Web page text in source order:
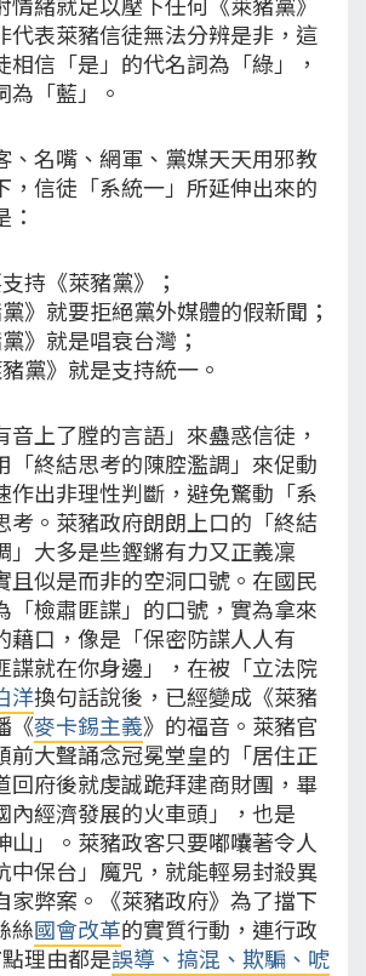
代表萊豬信徒無法分辨是非，這
相信「是」的代名詞為「綠」，
為「藍」。
、名嘴、網軍、黨媒天天用邪教
，信徒「系統一」所延伸出來的
持《萊豬黨》；
》就要拒絕黨外媒體的假新聞；
》就是唱衰台灣；
黨》就是支持統一。
音上了膛的言語」來蠱惑信徒，
「終結思考的陳腔濫調」來促動
作出非理性判斷，避免驚動「系
考。萊豬政府朗朗上口的「終結
」大多是些鏗鏘有力又正義凜
且似是而非的空洞口號。在國民
「檢肅匪諜」的口號，實為拿來
藉口，像是「保密防諜人人有
諜就在你身邊」，在被「立法院
洋換句話說後，已經變成《萊豬
《麥卡錫主義》的福音。萊豬官
前大聲誦念冠冕堂皇的「居住正
回府後就虔誠跪拜建商財團，畢
內經濟發展的火車頭」，也是
山」。萊豬政客只要嘟囔著令人
中保台」魔咒，就能輕易封殺異
家弊案。《萊豬政府》為了擋下
絲國會改革的實質行動，連行政
理由都是誤導、搞混、欺騙、唬